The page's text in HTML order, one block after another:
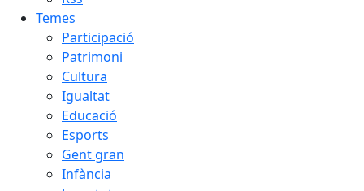
Temes
Participació
Patrimoni
Cultura
Igualtat
Educació
Esports
Gent gran
Infància